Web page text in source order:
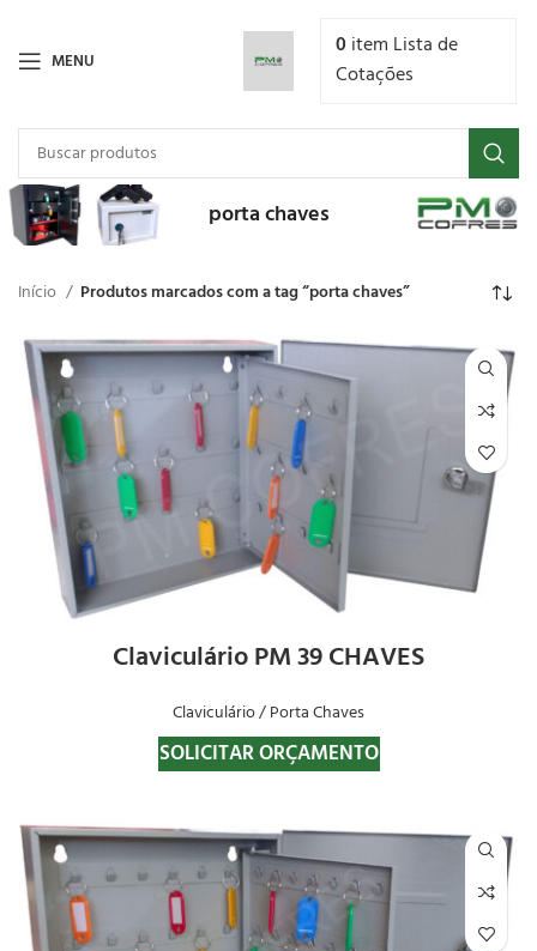
MENU 0 item Lista de
Cotações
porta chaves
Início Produtos marcados com a tag “porta chaves”
Claviculário PM 39 CHAVES
Claviculário / Porta Chaves
SOLICITAR ORÇAMENTO